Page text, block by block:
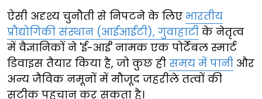
ऐसी अदृश्य चुनौती से निपटने के लिए भारतीय
प्रौद्योगिकी संस्थान (आईआईटी), गुवाहाटी के नेतृत्व
में वैज्ञानिकों ने 'ई-आई' नामक एक पोर्टेबल स्मार्ट
डिवाइस तैयार किया है, जो कुछ ही समय में पानी और
अन्य जैविक नमूनों में मौजूद जहरीले तत्वों की
सटीक पहचान कर सकता है।